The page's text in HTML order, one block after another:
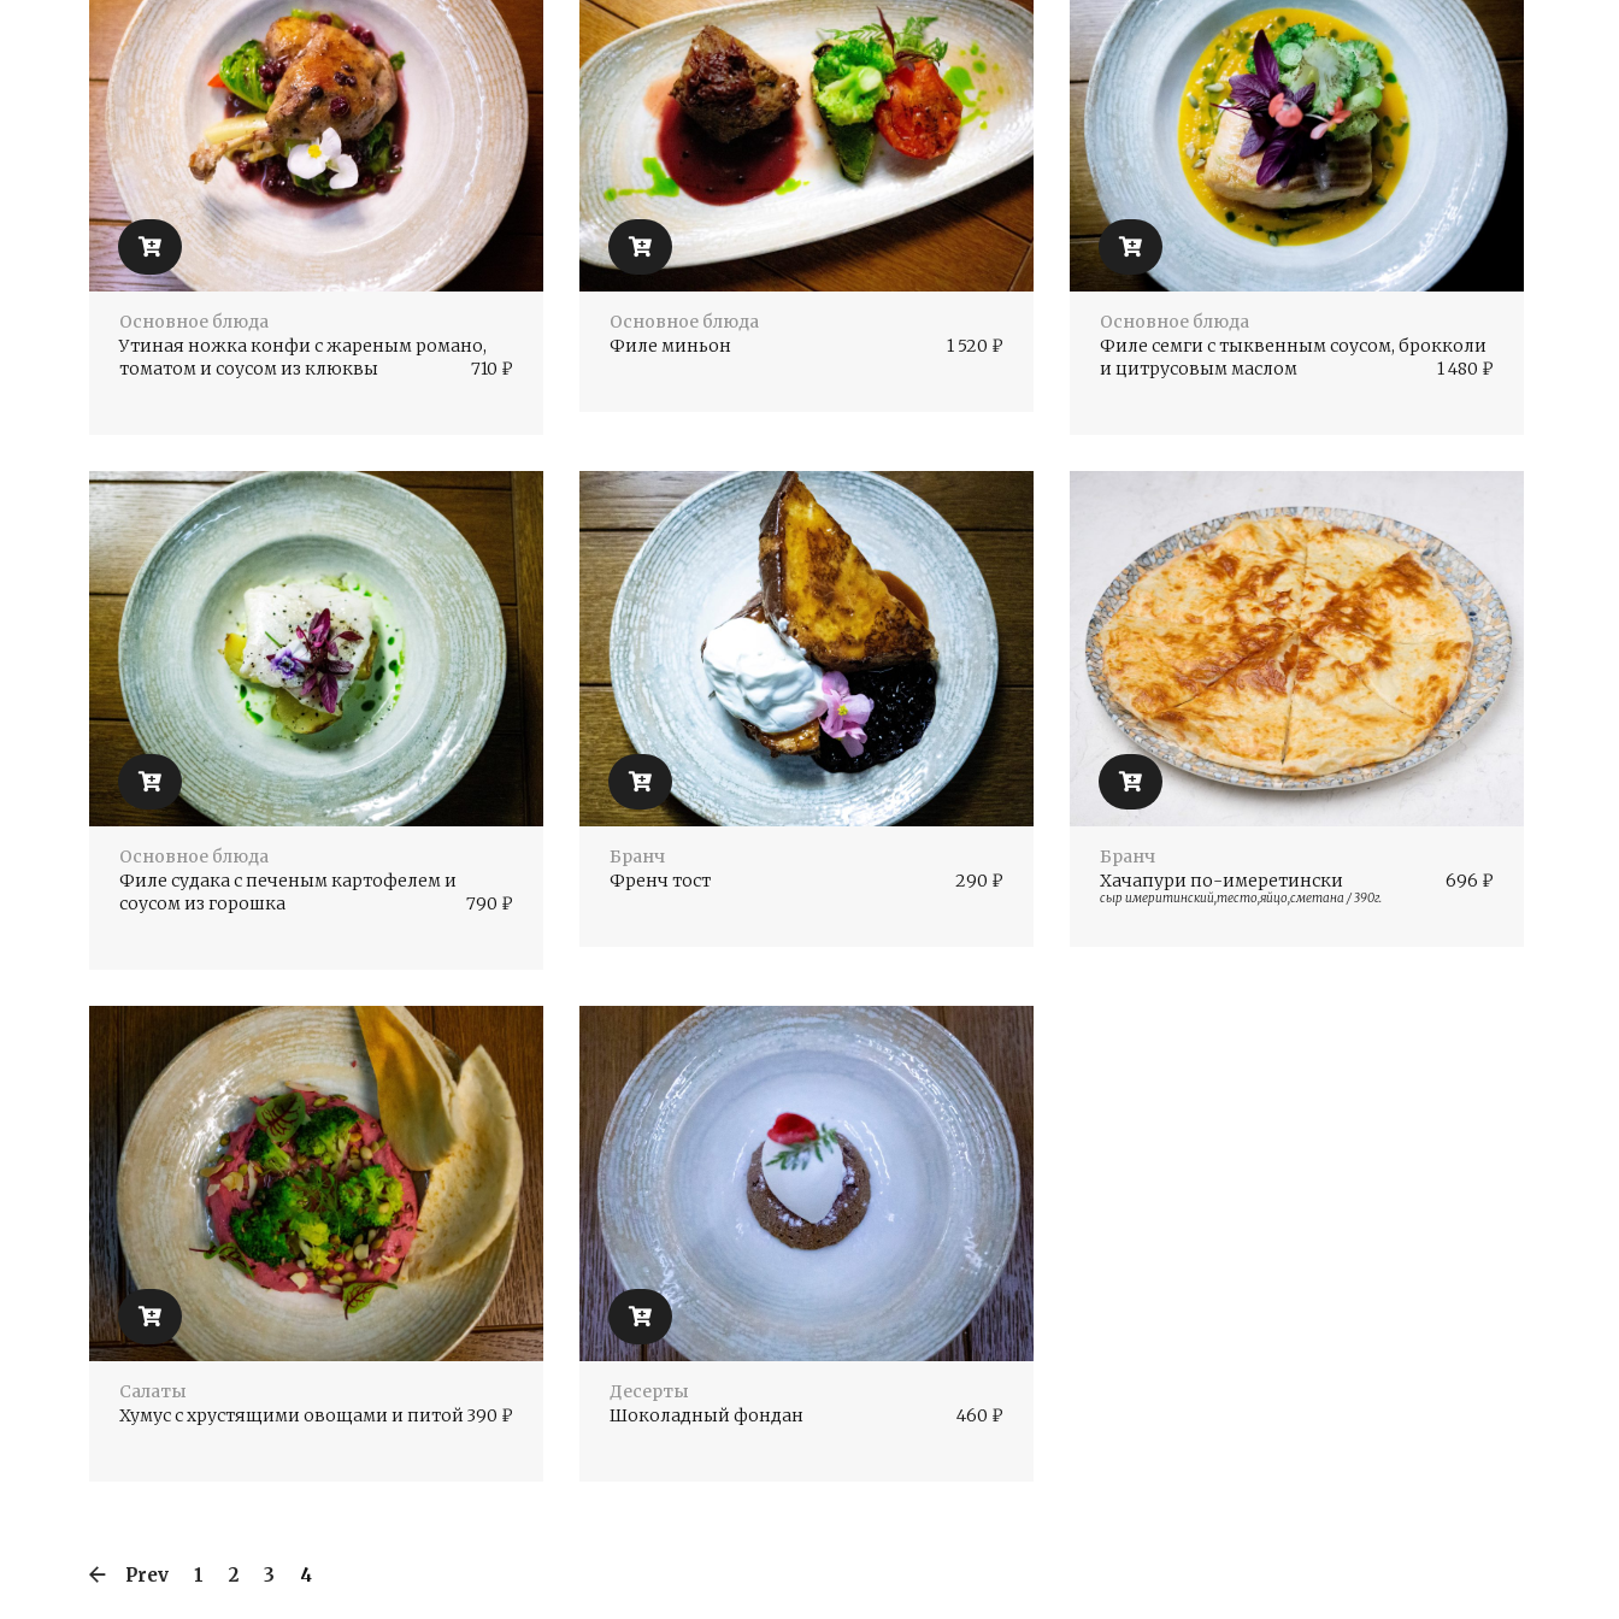
Основное блюда
Утиная ножка конфи с жареным романо,
томатом и соусом из клюквы
710 ₽
Основное блюда
Филе миньон
1 520 ₽
Основное блюда
Филе семги с тыквенным соусом, брокколи
и цитрусовым маслом
1 480 ₽
Основное блюда
Филе судака с печеным картофелем и
соусом из горошка
790 ₽
Бранч
Френч тост
290 ₽
Бранч
Хачапури по-имеретински
696 ₽
сыр имеритинский,тесто,яйцо,сметана / 390г.
Салаты
Хумус с хрустящими овощами и питой 390 ₽
Десерты
Шоколадный фондан
460 ₽
Prev 1 2 3 4